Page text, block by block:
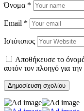
Όνομα *
Email *
Ιστότοπος
Αποθήκευσε το
αυτόν τον πλοηγό για